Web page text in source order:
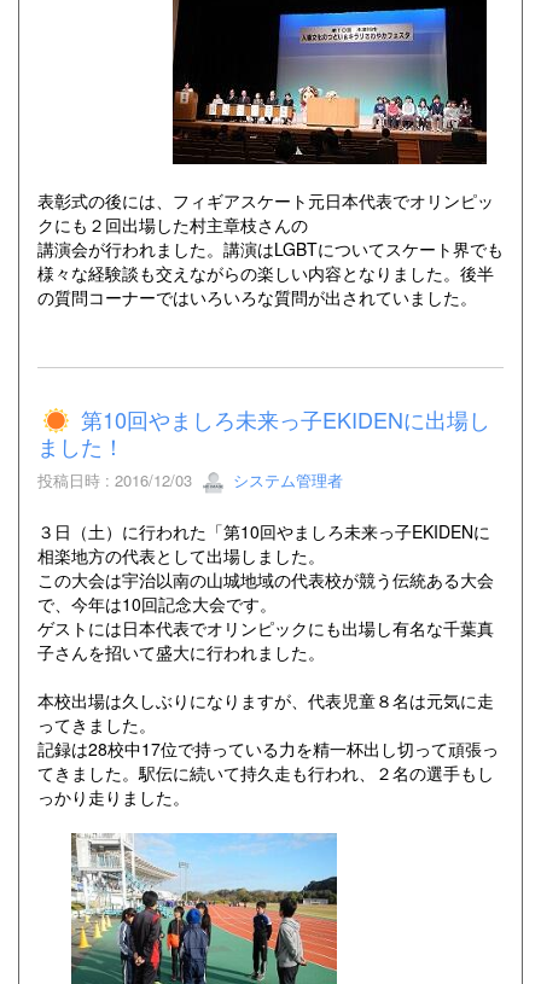
表彰式の後には、フィギアスケート元日本代表でオリンピッ
クにも２回出場した村主章枝さんの
講演会が行われました。講演はLGBTについてスケート界でも
様々な経験談も交えながらの楽しい内容となりました。後半
の質問コーナーではいろいろな質問が出されていました。
第10回やましろ未来っ子EKIDENに出場し
ました！
投稿日時 : 2016/12/03 システム管理者
３日（土）に行われた「第10回やましろ未来っ子EKIDENに
相楽地方の代表として出場しました。
この大会は宇治以南の山城地域の代表校が競う伝統ある大会
で、今年は10回記念大会です。
ゲストには日本代表でオリンピックにも出場し有名な千葉真
子さんを招いて盛大に行われました。
本校出場は久しぶりになりますが、代表児童８名は元気に走
ってきました。
記録は28校中17位で持っている力を精一杯出し切って頑張っ
てきました。駅伝に続いて持久走も行われ、２名の選手もし
っかり走りました。